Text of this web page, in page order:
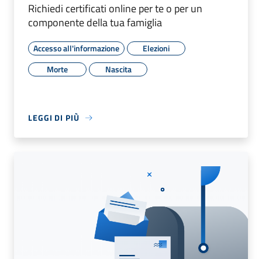
Richiedi certificati online per te o per un
componente della tua famiglia
Accesso all'informazione
Elezioni
Morte
Nascita
LEGGI DI PIÙ